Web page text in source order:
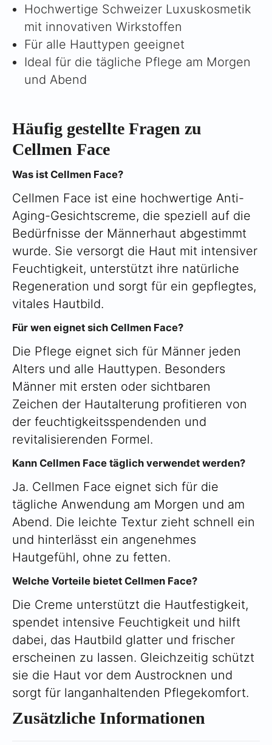
Hochwertige Schweizer Luxuskosmetik
mit innovativen Wirkstoffen
Für alle Hauttypen geeignet
Ideal für die tägliche Pflege am Morgen
und Abend
Häufig gestellte Fragen zu
Cellmen Face
Was ist Cellmen Face?
Cellmen Face ist eine hochwertige Anti-
Aging-Gesichtscreme, die speziell auf die
Bedürfnisse der Männerhaut abgestimmt
wurde. Sie versorgt die Haut mit intensiver
Feuchtigkeit, unterstützt ihre natürliche
Regeneration und sorgt für ein gepflegtes,
vitales Hautbild.
Für wen eignet sich Cellmen Face?
Die Pflege eignet sich für Männer jeden
Alters und alle Hauttypen. Besonders
Männer mit ersten oder sichtbaren
Zeichen der Hautalterung profitieren von
der feuchtigkeitsspendenden und
revitalisierenden Formel.
Kann Cellmen Face täglich verwendet werden?
Ja. Cellmen Face eignet sich für die
tägliche Anwendung am Morgen und am
Abend. Die leichte Textur zieht schnell ein
und hinterlässt ein angenehmes
Hautgefühl, ohne zu fetten.
Welche Vorteile bietet Cellmen Face?
Die Creme unterstützt die Hautfestigkeit,
spendet intensive Feuchtigkeit und hilft
dabei, das Hautbild glatter und frischer
erscheinen zu lassen. Gleichzeitig schützt
sie die Haut vor dem Austrocknen und
sorgt für langanhaltenden Pflegekomfort.
Zusätzliche Informationen